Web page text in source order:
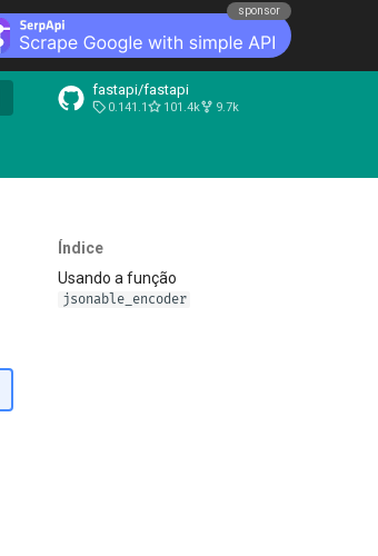
sponsor
fastapi/fastapi
0.141.1 101.4k 9.7k
Índice
Usando a função
jsonable_encoder